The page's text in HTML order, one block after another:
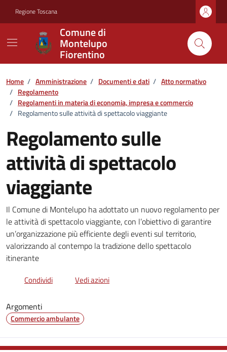
Regione Toscana
Comune di
Montelupo
Fiorentino
Home / Amministrazione / Documenti e dati / Atto normativo
/ Regolamento
/ Regolamenti in materia di economia, impresa e commercio
/ Regolamento sulle attività di spettacolo viaggiante
Regolamento sulle
attività di spettacolo
viaggiante
Dettagli del documento
Il Comune di Montelupo ha adottato un nuovo regolamento per
le attività di spettacolo viaggiante, con l’obiettivo di garantire
un’organizzazione più efficiente degli eventi sul territorio,
valorizzando al contempo la tradizione dello spettacolo
itinerante
Condividi Vedi azioni
Argomenti
Commercio ambulante